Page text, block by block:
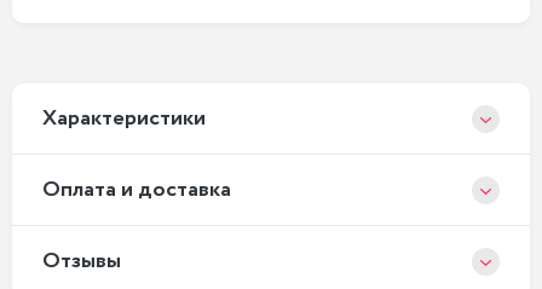
Xарактеристики
Оплата и доставка
Отзывы